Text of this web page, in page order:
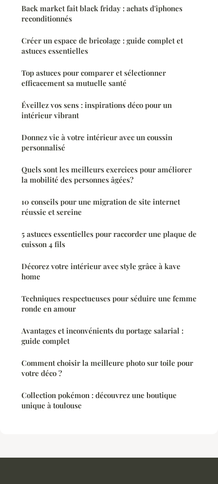
Back market fait black friday : achats d'iphones
reconditionnés
Créer un espace de bricolage : guide complet et
astuces essentielles
Top astuces pour comparer et sélectionner
efficacement sa mutuelle santé
Éveillez vos sens : inspirations déco pour un
intérieur vibrant
Donnez vie à votre intérieur avec un coussin
personnalisé
Quels sont les meilleurs exercices pour améliorer
la mobilité des personnes âgées?
10 conseils pour une migration de site internet
réussie et sereine
5 astuces essentielles pour raccorder une plaque de
cuisson 4 fils
Décorez votre intérieur avec style grâce à kave
home
Techniques respectueuses pour séduire une femme
ronde en amour
Avantages et inconvénients du portage salarial :
guide complet
Comment choisir la meilleure photo sur toile pour
votre déco ?
Collection pokémon : découvrez une boutique
unique à toulouse